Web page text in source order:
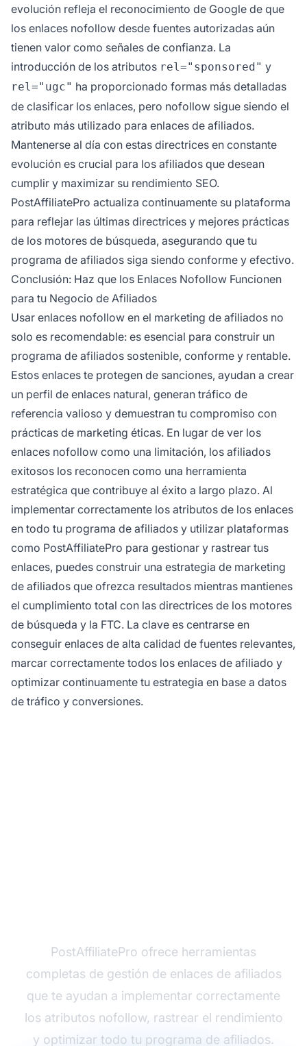
evolución refleja el reconocimiento de Google de que
los enlaces nofollow desde fuentes autorizadas aún
tienen valor como señales de confianza. La
introducción de los atributos rel="sponsored" y
rel="ugc" ha proporcionado formas más detalladas
de clasificar los enlaces, pero nofollow sigue siendo el
atributo más utilizado para enlaces de afiliados.
Mantenerse al día con estas directrices en constante
evolución es crucial para los afiliados que desean
cumplir y maximizar su rendimiento SEO.
PostAffiliatePro actualiza continuamente su plataforma
para reflejar las últimas directrices y mejores prácticas
de los motores de búsqueda, asegurando que tu
programa de afiliados siga siendo conforme y efectivo.
Conclusión: Haz que los Enlaces Nofollow Funcionen
para tu Negocio de Afiliados
Usar enlaces nofollow en el marketing de afiliados no
solo es recomendable: es esencial para construir un
programa de afiliados sostenible, conforme y rentable.
Estos enlaces te protegen de sanciones, ayudan a crear
un perfil de enlaces natural, generan tráfico de
referencia valioso y demuestran tu compromiso con
prácticas de marketing éticas. En lugar de ver los
enlaces nofollow como una limitación, los afiliados
exitosos los reconocen como una herramienta
estratégica que contribuye al éxito a largo plazo. Al
implementar correctamente los atributos de los enlaces
en todo tu programa de afiliados y utilizar plataformas
como PostAffiliatePro para gestionar y rastrear tus
enlaces, puedes construir una estrategia de marketing
de afiliados que ofrezca resultados mientras mantienes
el cumplimiento total con las directrices de los motores
de búsqueda y la FTC. La clave es centrarse en
conseguir enlaces de alta calidad de fuentes relevantes,
marcar correctamente todos los enlaces de afiliado y
optimizar continuamente tu estrategia en base a datos
de tráfico y conversiones.
PostAffiliatePro ofrece herramientas
completas de gestión de enlaces de afiliados
que te ayudan a implementar correctamente
los atributos nofollow, rastrear el rendimiento
y optimizar todo tu programa de afiliados.